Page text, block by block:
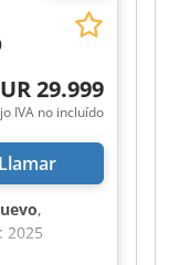
29.999
IVA no incluído
Llamar
,
2025